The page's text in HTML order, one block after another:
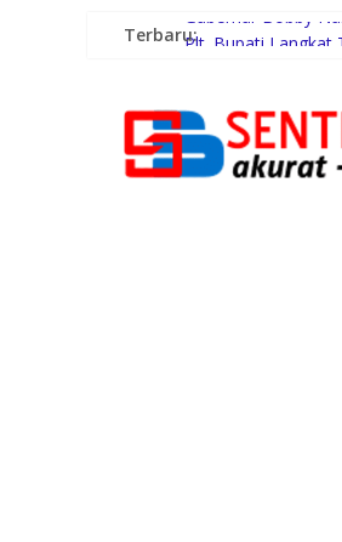
Terbaru:Gubernur Bobby
Kunker ke
Konsumsi Sabu di
Pemerintah Daerah